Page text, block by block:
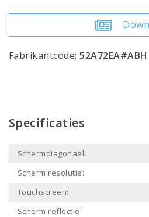
Fabrikantcode:52A72EA#ABH
Specificaties
Schermdiagonaal:
Scherm resolutie:
Touchscreen:
Scherm reflectie: